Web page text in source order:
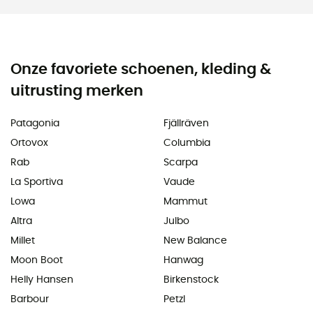
Onze favoriete schoenen, kleding &
uitrusting merken
Patagonia
Ortovox
Rab
La Sportiva
Lowa
Altra
Millet
Moon Boot
Helly Hansen
Barbour
Fjällräven
Columbia
Scarpa
Vaude
Mammut
Julbo
New Balance
Hanwag
Birkenstock
Petzl